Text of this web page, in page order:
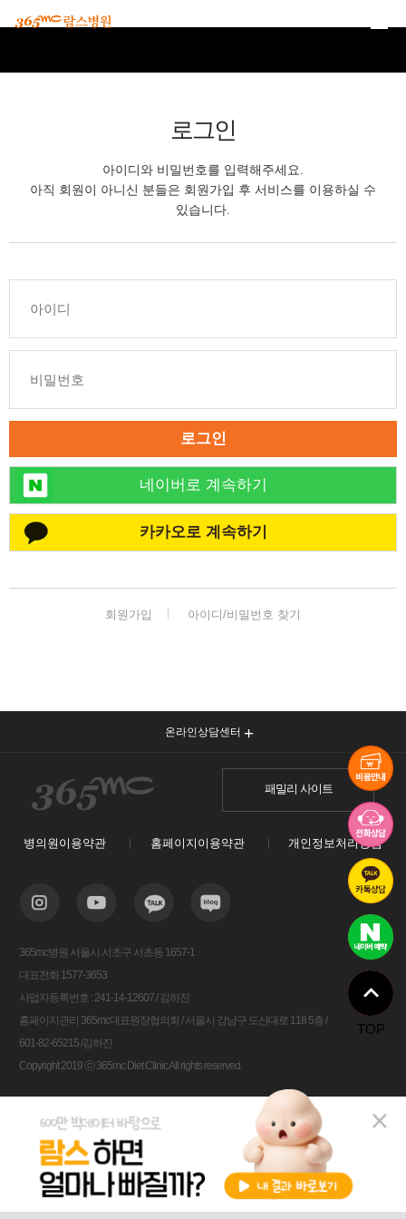
로그인
아이디와 비밀번호를 입력해주세요.
아직 회원이 아니신 분들은 회원가입 후 서비스를 이용하실 수
있습니다.
로그인
네이버로 계속하기
카카오로 계속하기
회원가입 아이디/비밀번호 찾기
TOP
비용안내 전화상담 카톡상담
온라인상담센터
패밀리 사이트
병의원이용약관 홈페이지이용약관 개인정보처리방침
365mc병원 서울시 서초구 서초동 1657-1
대표전화 1577-3653
사업자등록번호 : 241-14-12607 / 김하진
홈페이지관리 365mc대표원장협의회 / 서울시 강남구 도산대로 118 5층 /
601-82-65215 /김하진
Copyright 2019 ⓒ 365mc Diet Clinic All rights reserved.